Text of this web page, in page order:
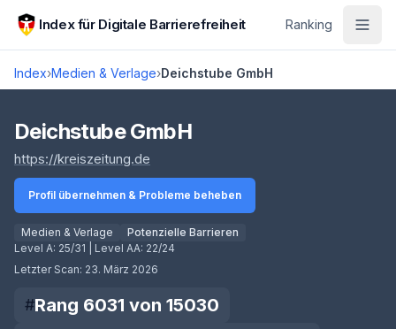
Zum Hauptinhalt springen
Index für Digitale Barrierefreiheit Ranking
Index›Medien & Verlage›Deichstube GmbH
Score lädt
Deichstube GmbH
https://kreiszeitung.de
Profil übernehmen & Probleme beheben
Medien & Verlage
Potenzielle Barrieren
Level A: 25/31 | Level AA: 22/24
Letzter Scan: 23. März 2026
#Rang 6031 von 15030